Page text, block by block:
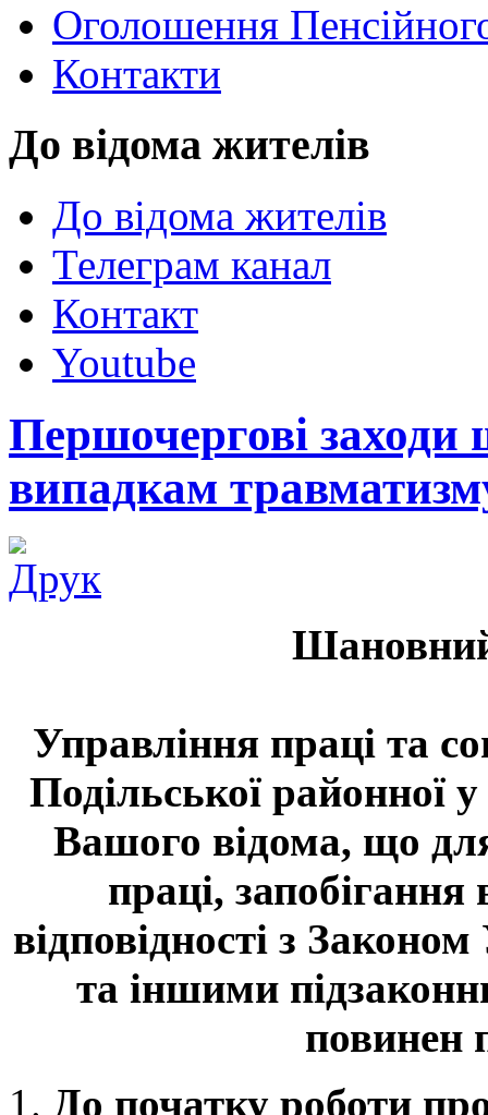
Оголошення
Контакти
До відома жителів
До відома жителів
Телеграм канал
Контакт
Youtube
Першочергові заходи
випадкам
Управління праці та
Подільської районної
Вашого відома, що
праці,
відповідності з
та іншими
повинен
До початку роботи